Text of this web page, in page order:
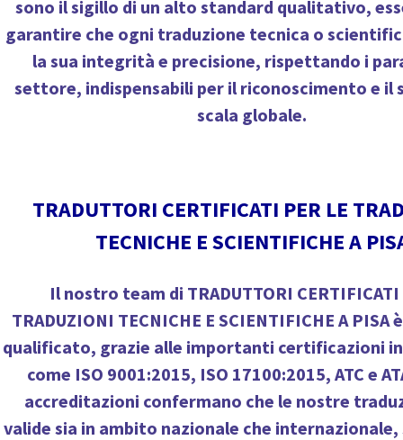
sono il sigillo di un alto standard qualitativo,
garantire che ogni traduzione tecnica o
la sua integrità e precisione, rispettando i
settore, indispensabili per il riconoscimento e il
scala globale.
TRADUTTORI CERTIFICATI PER LE
TECNICHE E SCIENTIFICHE A
Il nostro team di TRADUTTORI CERTIFICATI
TRADUZIONI TECNICHE E SCIENTIFICHE A PISA
qualificato, grazie alle importanti certificazioni
come ISO 9001:2015, ISO 17100:2015, ATC e
accreditazioni confermano che le nostre
valide sia in ambito nazionale che